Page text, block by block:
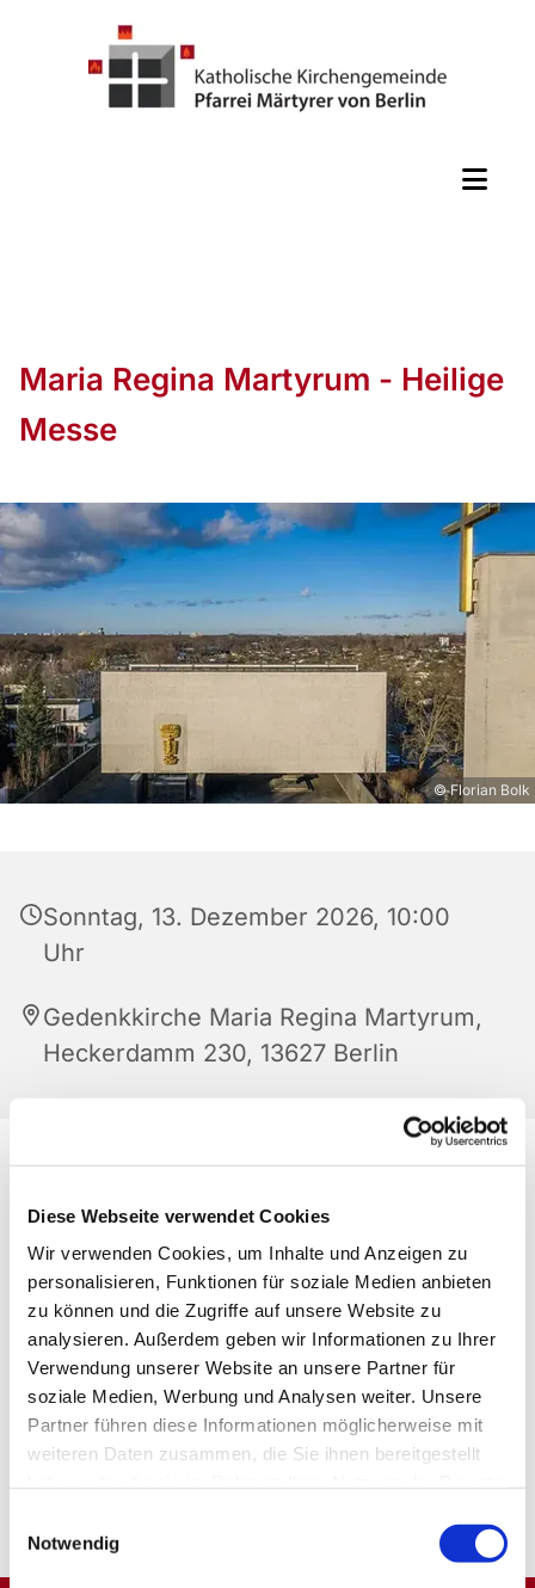
Diese Webseite verwendet Cookies
Wir verwenden Cookies, um Inhalte und Anzeigen zu
personalisieren, Funktionen für soziale Medien anbieten
zu können und die Zugriffe auf unsere Website zu
analysieren. Außerdem geben wir Informationen zu Ihrer
Verwendung unserer Website an unsere Partner für
soziale Medien, Werbung und Analysen weiter. Unsere
Partner führen diese Informationen möglicherweise mit
weiteren Daten zusammen, die Sie ihnen bereitgestellt
Notwendig
Maria Regina Martyrum - Heilige
Messe
© Florian Bolk
Sonntag, 13. Dezember 2026, 10:00
Uhr
Gedenkkirche Maria Regina Martyrum,
Heckerdamm 230, 13627 Berlin